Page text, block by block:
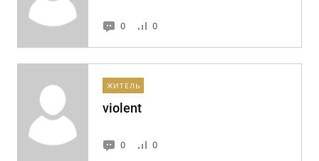
0 0
ЖИТЕЛЬ
violent
0 0